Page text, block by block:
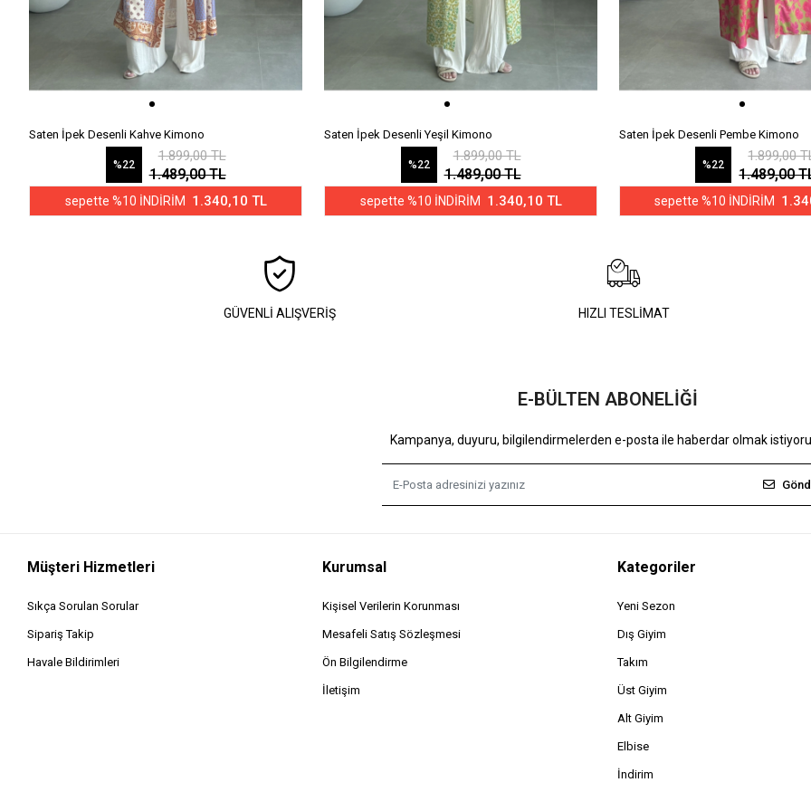
Saten İpek Desenli Kahve Kimono
%22
1.899,00 TL
1.489,00 TL
sepette %10 İNDİRİM 1.340,10 TL
Saten İpek Desenli Yeşil Kimono
%22
1.899,00 TL
1.489,00 TL
sepette %10 İNDİRİM 1.340,10 TL
Saten İpek Desenli Pembe Kimono
%22
1.899,00
1.489,00
sepette %10 İNDİRİM
GÜVENLİ ALIŞVERİŞ HIZLI TESLİMAT
E-BÜLTEN ABONELİĞİ
Kampanya, duyuru, bilgilendirmelerden e-posta ile haberdar olmak
Müşteri Hizmetleri
Sıkça Sorulan Sorular
Sipariş Takip
Havale Bildirimleri
Kurumsal
Kişisel Verilerin Korunması
Mesafeli Satış Sözleşmesi
Ön Bilgilendirme
İletişim
Kategoriler
Yeni Sezon
Dış Giyim
Takım
Üst Giyim
Alt Giyim
Elbise
İndirim